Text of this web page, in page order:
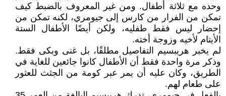
وحده مع ثلاثة أطفال. ومن غير المعروف بالضبط كيف
تمكن من الفرار من كارس إلى جيومري، لكنه تمكن من
إحضار ليس فقط طفليه، ولكن أيضًا الأطفال الستة
الأيتام لأخيه وزوجة أخته.
لم يخبر هريبسيم التفاصيل مطلقًا، بل غنى وبكى فقط.
وذكر مرة واحدة فقط أن الأطفال كانوا جائعين للغاية في
الطريق، وكان عليه أن يمر عبر كومة من الجثث للعثور
على طعام لهم.